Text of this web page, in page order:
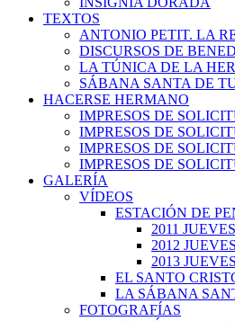
TEXTOS
ANTONIO PETIT. LA
DISCURSOS DE
LA TÚNICA DE LA
SÁBANA SANTA DE
HACERSE HERMANO
IMPRESOS DE
IMPRESOS DE
IMPRESOS DE
IMPRESOS DE
GALERÍA
VÍDEOS
ESTACIÓN DE
2011
2012
2013
EL SANTO
LA SÁBANA
FOTOGRAFÍAS